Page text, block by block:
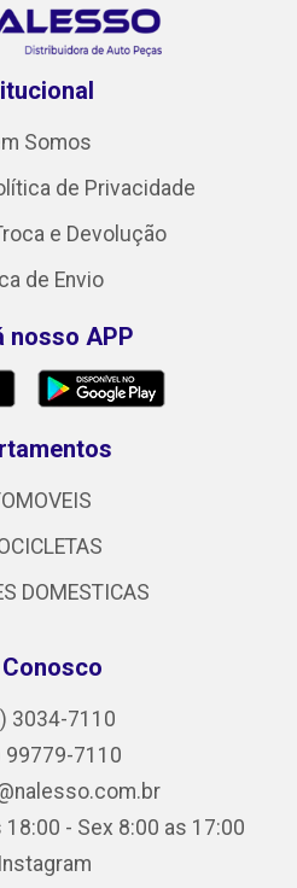
Somos
de Privacidade
e Devolução
de Envio
nosso APP
DOMESTICAS
3034-7110
99779-7110
18:00 - Sex 8:00 as 17:00
Instagram